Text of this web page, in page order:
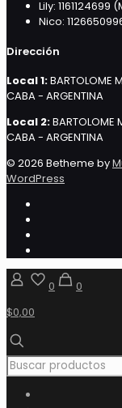
Lily: 1161124699
Nico:
Dirección
Local 1:BARTOLOME
CABA - ARGENTINA
Local 2:BARTOLOME
CABA - ARGENTINA
© 2026 Betheme by
WordPress
0
0
$0,00